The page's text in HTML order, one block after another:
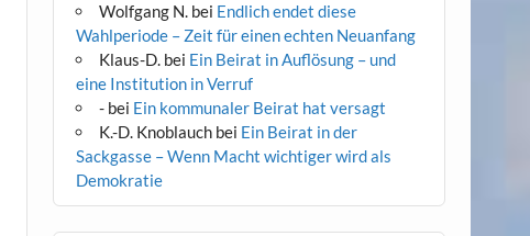
Wolfgang N. bei Endlich endet diese
Wahlperiode – Zeit für einen echten Neuanfang
Klaus-D. bei Ein Beirat in Auflösung – und
eine Institution in Verruf
- bei Ein kommunaler Beirat hat versagt
K.-D. Knoblauch bei Ein Beirat in der
Sackgasse – Wenn Macht wichtiger wird als
Demokratie